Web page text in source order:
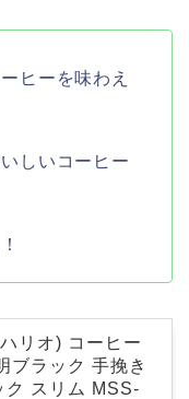
ヒーを味わえ
しいコーヒー
リオ) コーヒー
ブラック 手挽き
ク スリム MSS-